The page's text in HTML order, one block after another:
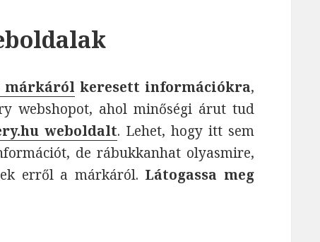
márkáról keresett információkra,
webshopot, ahol minőségi árut tud
weboldalt. Lehet, hogy itt sem
de rábukkanhat olyasmire,
erről a márkáról. Látogassa meg